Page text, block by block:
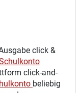
click &
click-and-
beliebig